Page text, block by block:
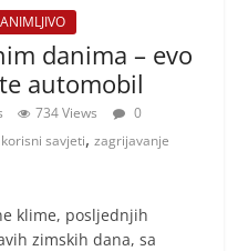
danima – evo
automobil
734 Views
0
korisni savjeti,zagrijavanje
klime, posljednjih
zimskih dana, sa